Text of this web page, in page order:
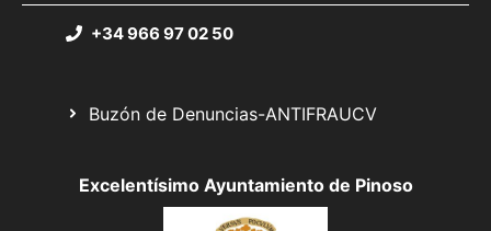
+34 966 97 02 50
Buzón de Denuncias-ANTIFRAUCV
Excelentísimo Ayuntamiento de Pinoso